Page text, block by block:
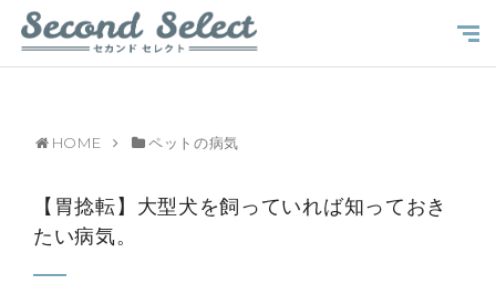
HOME ペットの病気
【胃捻転】大型犬を飼っていれば知っておき
たい病気。